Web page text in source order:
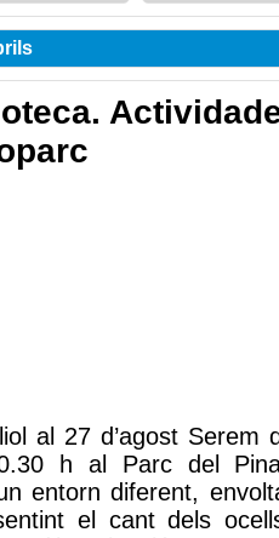
al 27 d’agost Serem
h al Parc del
entorn diferent,
el cant dels